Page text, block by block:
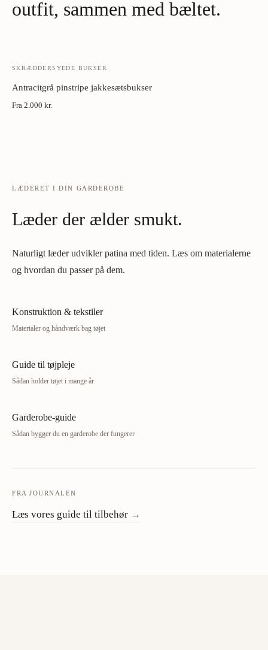
outfit, sammen med bæltet.
SKRÆDDERSYEDE BUKSER
Antracitgrå pinstripe jakkesætsbukser
Fra 2.000 kr.
LÆDERET I DIN GARDEROBE
Læder der ælder smukt.
Naturligt læder udvikler patina med tiden. Læs om materialerne
og hvordan du passer på dem.
Konstruktion & tekstiler
Materialer og håndværk bag tøjet
Guide til tøjpleje
Sådan holder tøjet i mange år
Garderobe-guide
Sådan bygger du en garderobe der fungerer
FRA JOURNALEN
Læs vores guide til tilbehør →